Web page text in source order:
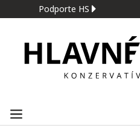
Podporte HS